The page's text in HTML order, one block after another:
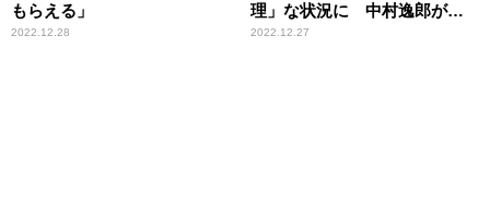
もらえる」
2022.12.28
理」な状況に 中村逸郎が分
析
2022.12.27